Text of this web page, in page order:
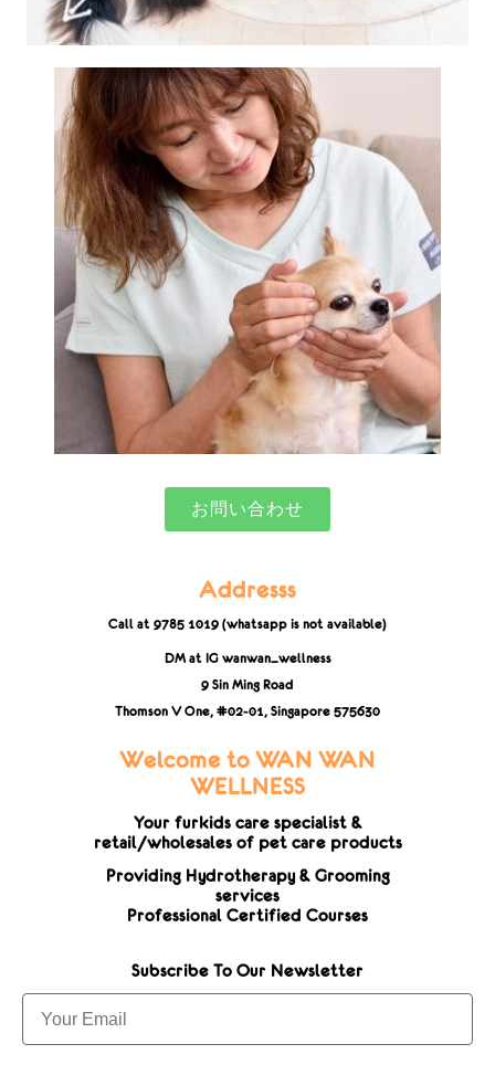
お問い合わせ
Addresss
Call at 9785 1019 (whatsapp is not available)
DM at IG wanwan_wellness
9 Sin Ming Road
Thomson V One, #02-01, Singapore 575630
Welcome to WAN WAN
WELLNESS
Your furkids care specialist &
retail/wholesales of pet care products
Providing Hydrotherapy & Grooming
services
Professional Certified Courses
Subscribe To Our Newsletter